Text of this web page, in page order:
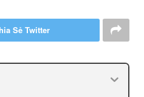
Sẻ Twitter